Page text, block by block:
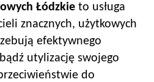
Łódzkie to usługa
znacznych, użytkowych
efektywnego
utylizację swojego
do